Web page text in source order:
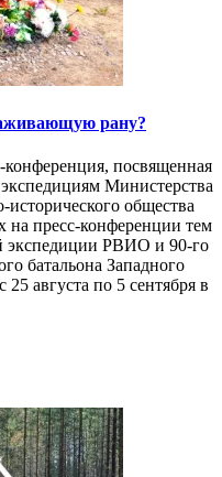
рану?
посвященная
Министерства
общества
пресс-конференции тем
экспедиции РВИО и 90-го
батальона Западного
августа по 5 сентября в